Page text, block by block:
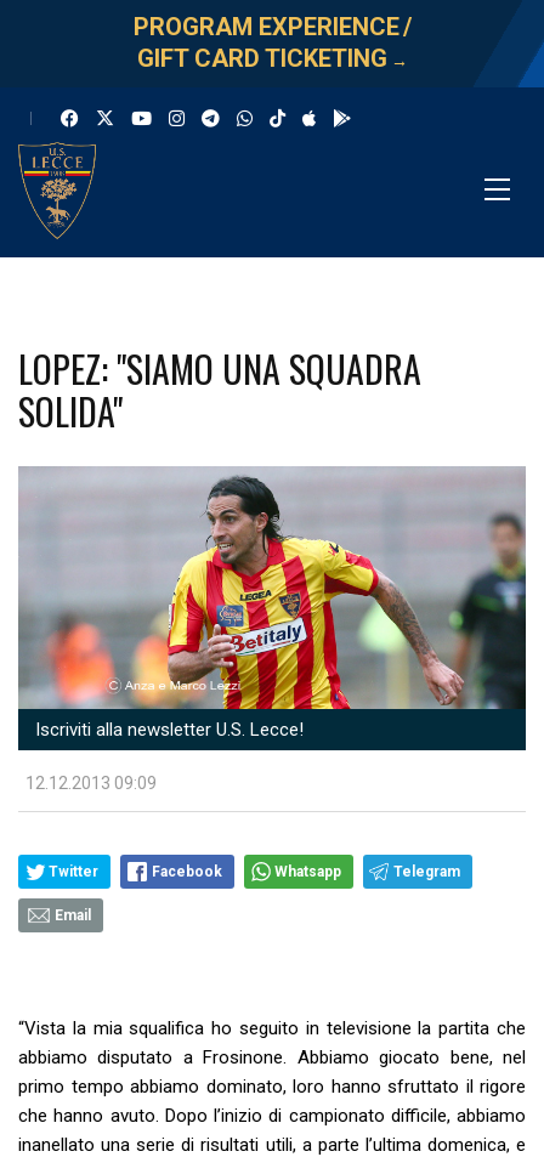
PROGRAM EXPERIENCE/
GIFT CARD TICKETING →
LOPEZ: "SIAMO UNA SQUADRA
SOLIDA"
Iscriviti alla newsletter U.S. Lecce!
12.12.2013 09:09
Twitter Facebook Whatsapp Telegram
Email
“Vista la mia squalifica ho seguito in televisione la partita che
abbiamo disputato a Frosinone. Abbiamo giocato bene, nel
primo tempo abbiamo dominato, loro hanno sfruttato il rigore
che hanno avuto. Dopo l’inizio di campionato difficile, abbiamo
inanellato una serie di risultati utili, a parte l’ultima domenica, e